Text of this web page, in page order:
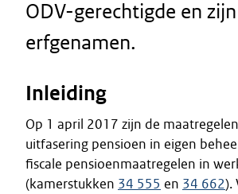
ODV-gerechtigde en zijn
erfgenamen.
Inleiding
Op 1 april 2017 zijn de
uitfasering pensioen in eigen
fiscale pensioenmaatregelen in
(kamerstukken 34 555 en 34 662).